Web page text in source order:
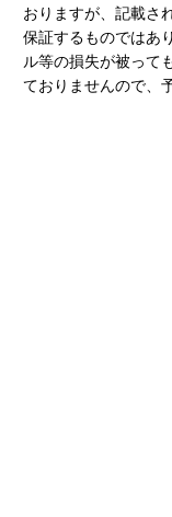
おりますが、記載さ
保証するものではあ
ル等の損失が被って
ておりませんので、